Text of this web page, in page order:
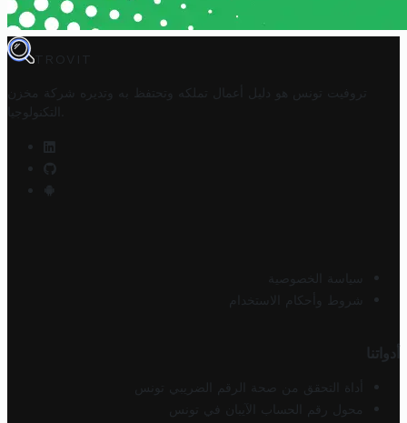
TROVIT
تروفيت تونس هو دليل أعمال تملكه وتحتفظ به وتديره
شركة مخزن
التكنولوجيا
سياسة الخصوصية
شروط وأحكام الاستخدام
أدواتنا
أداة التحقق من صحة الرقم الضريبي تونس
محول رقم الحساب الآيبان في تونس